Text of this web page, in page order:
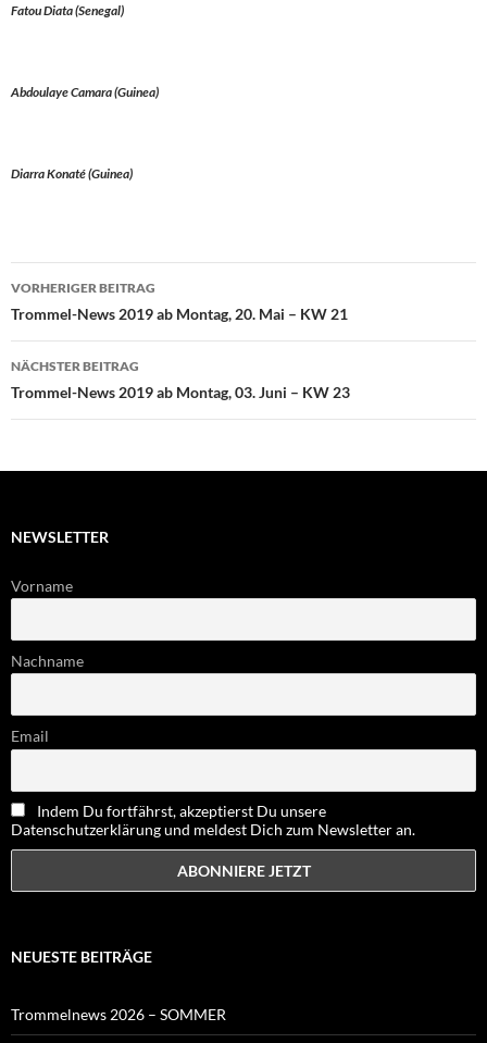
Fatou Diata (Senegal)
Abdoulaye Camara (Guinea)
Diarra Konaté (Guinea)
Beitragsnavigation
VORHERIGER BEITRAG
Trommel-News 2019 ab Montag, 20. Mai – KW 21
NÄCHSTER BEITRAG
Trommel-News 2019 ab Montag, 03. Juni – KW 23
NEWSLETTER
Vorname
Nachname
Email
Indem Du fortfährst, akzeptierst Du unsere
Datenschutzerklärung und meldest Dich zum Newsletter an.
NEUESTE BEITRÄGE
Trommelnews 2026 – SOMMER